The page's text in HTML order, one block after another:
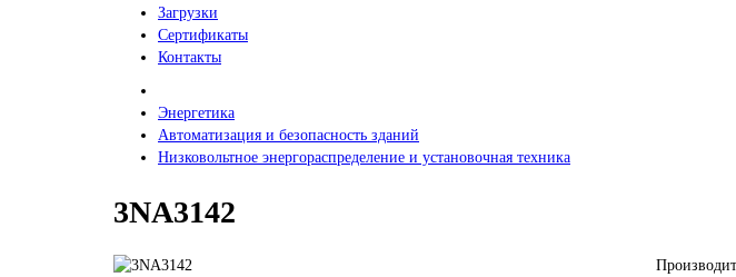
Загрузки
Сертификаты
Контакты
Энергетика
Автоматизация и безопасность зданий
Низковольтное энергораспределение и установочная техника
3NA3142